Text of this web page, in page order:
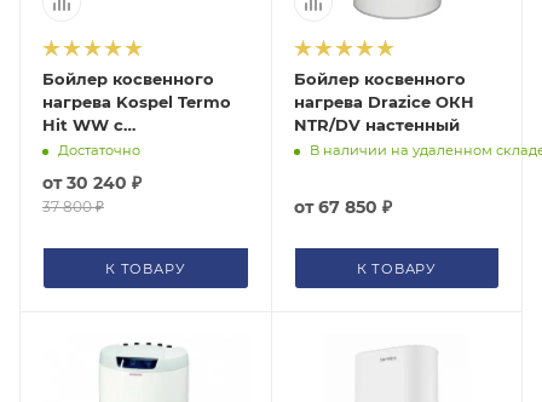
Бойлер косвенного
нагрева Kospel Termo
Hit WW с
возможностью
настенный
Достаточно
от30 240 ₽
37 800 ₽
К ТОВАРУ
Бойлер косвенного
нагрева Drazice ОКH
NTR/DV настенный
В наличии на удаленном
от67 850 ₽
К ТОВАРУ